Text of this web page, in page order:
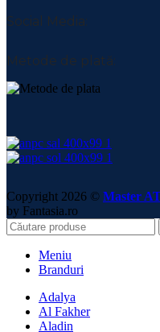
Social Media:
Metode de plată:
Copyright 2026 © Master
by Fantasia.ro
Meniu
Branduri
Adalya
Al Fakher
Aladin